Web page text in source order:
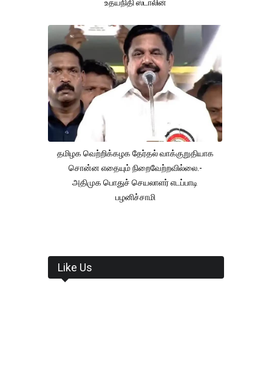
உதயநிதி ஸ்டாலின்
தமிழக வெற்றிக்கழக தேர்தல் வாக்குறுதியாக
சொன்ன எதையும் நிறைவேற்றவில்லை.-
அதிமுக பொதுச் செயலாளர் எடப்பாடி
பழனிச்சாமி
Like Us